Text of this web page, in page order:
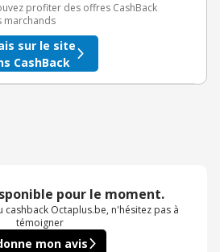
profiter des offres CashBack
marchands
sur le site
CashBack
pour le moment.
cashback Octaplus.be, n'hésitez pas à
témoigner
mon avis